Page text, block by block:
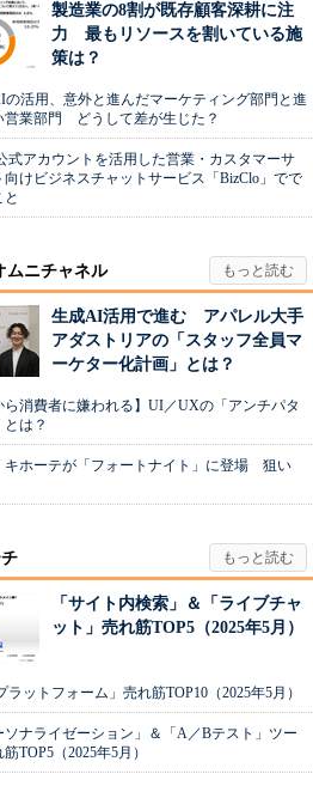
製造業の8割が既存顧客深耕に注
力 最もリソースを割いている施
策は？
の活用、意外と進んだマーケティング部門と進
営業部門 どうして差が生じた？
式アカウントを活用した営業・カスタマーサ
向けビジネスチャットサービス「BizClo」でで
と
ムニチャネル
生成AI活用で進む アパレル大手
アダストリアの「スタッフ全員マ
ーケター化計画」とは？
ら消費者に嫌われる】UI／UXの「アンチパタ
とは？
キホーテが「フォートナイト」に登場 狙い
「サイト内検索」＆「ライブチャ
ット」売れ筋TOP5（2025年5月）
ラットフォーム」売れ筋TOP10（2025年5月）
ソナライゼーション」＆「A／Bテスト」ツー
TOP5（2025年5月）